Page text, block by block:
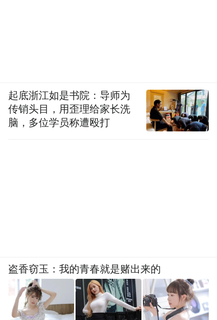
起底浙江如是书院：导师为
传销头目，用歪理给家长洗
脑，多位学员称遭殴打
盗香窃玉：我的青春就是赌出来的